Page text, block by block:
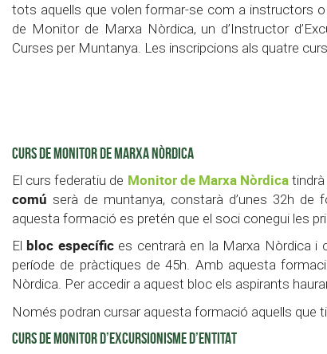
tots aquells que volen formar-se com a instructors
de Monitor de Marxa Nòrdica, un d’Instructor
Curses per Muntanya. Les inscripcions als quatre
CURS DE MONITOR DE MARXA NÒRDICA
El curs federatiu de Monitor de Marxa Nòrdica
comú serà de muntanya, constarà d’unes 32h
aquesta formació es pretén que el soci conegui les
El bloc específices centrarà en la Marxa Nòrdica i
període de pràctiques de 45h. Amb aquesta
Nòrdica. Per accedir a aquest bloc els aspirants
Només podran cursar aquesta formació aquells que
CURS DE MONITOR D’EXCURSIONISME D’ENTITAT